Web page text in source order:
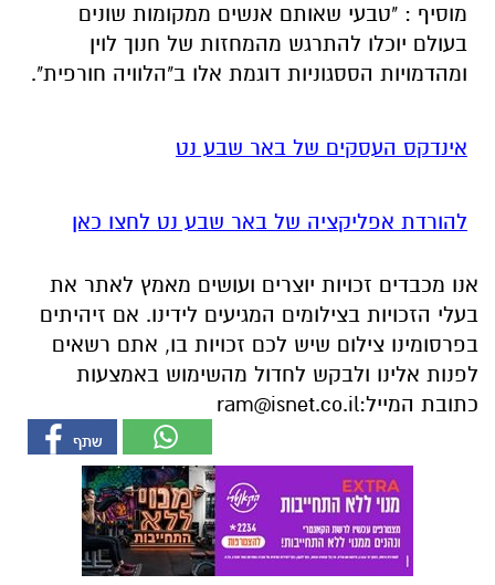
מוסיף : "טבעי שאותם אנשים ממקומות שונים
בעולם יוכלו להתרגש מהמחזות של חנוך לוין
ומהדמויות הססגוניות דוגמת אלו ב"הלוויה חורפית".
אינדקס העסקים של באר שבע נט
להורדת אפליקציה של באר שבע נט לחצו כאן
אנו מכבדים זכויות יוצרים ועושים מאמץ לאתר את
בעלי הזכויות בצילומים המגיעים לידינו. אם זיהיתים
בפרסומינו צילום שיש לכם זכויות בו, אתם רשאים
לפנות אלינו ולבקש לחדול מהשימוש באמצעות
כתובת המייל:ram@isnet.co.il